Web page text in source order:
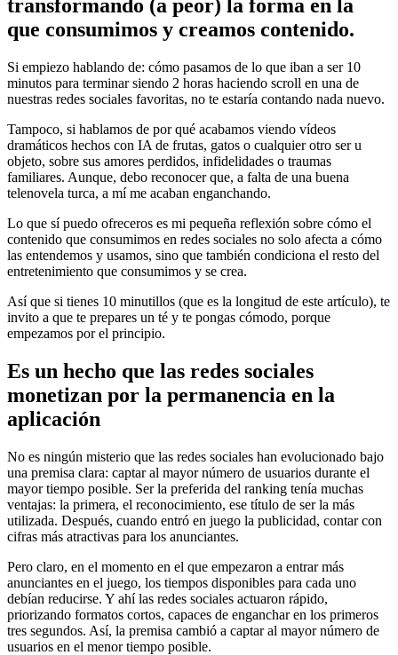
transformando (a peor) la forma en la
que consumimos y creamos contenido.
Si empiezo hablando de: cómo pasamos de lo que iban a ser 10
minutos para terminar siendo 2 horas haciendo scroll en una de
nuestras redes sociales favoritas, no te estaría contando nada nuevo.
Tampoco, si hablamos de por qué acabamos viendo vídeos
dramáticos hechos con IA de frutas, gatos o cualquier otro ser u
objeto, sobre sus amores perdidos, infidelidades o traumas
familiares. Aunque, debo reconocer que, a falta de una buena
telenovela turca, a mí me acaban enganchando.
Lo que sí puedo ofreceros es mi pequeña reflexión sobre cómo el
contenido que consumimos en redes sociales no solo afecta a cómo
las entendemos y usamos, sino que también condiciona el resto del
entretenimiento que consumimos y se crea.
Así que si tienes 10 minutillos (que es la longitud de este artículo), te
invito a que te prepares un té y te pongas cómodo, porque
empezamos por el principio.
Es un hecho que las redes sociales
monetizan por la permanencia en la
aplicación
No es ningún misterio que las redes sociales han evolucionado bajo
una premisa clara: captar al mayor número de usuarios durante el
mayor tiempo posible. Ser la preferida del ranking tenía muchas
ventajas: la primera, el reconocimiento, ese título de ser la más
utilizada. Después, cuando entró en juego la publicidad, contar con
cifras más atractivas para los anunciantes.
Pero claro, en el momento en el que empezaron a entrar más
anunciantes en el juego, los tiempos disponibles para cada uno
debían reducirse. Y ahí las redes sociales actuaron rápido,
priorizando formatos cortos, capaces de enganchar en los primeros
tres segundos. Así, la premisa cambió a captar al mayor número de
usuarios en el menor tiempo posible.